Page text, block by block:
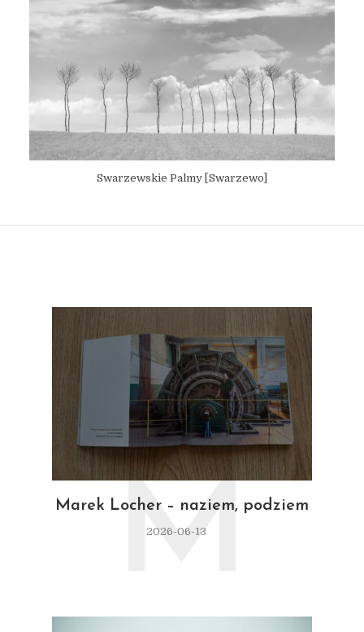
Swarzewskie Palmy [Swarzewo]
Marek Locher – naziem, podziem
2026-06-13
M